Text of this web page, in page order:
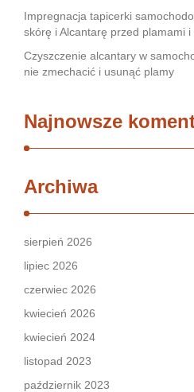
Impregnacja tapicerki
skórę i Alcantarę przed plamami i
Czyszczenie alcantary w
nie zmechacić i usunąć plamy
Najnowsze
Archiwa
sierpień 2026
lipiec 2026
czerwiec 2026
kwiecień 2026
kwiecień 2024
listopad 2023
październik 2023